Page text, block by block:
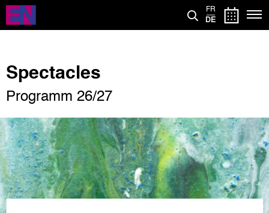
Direkt
zum
Inhalt
FR
DE
Spectacles
Programm 26/27